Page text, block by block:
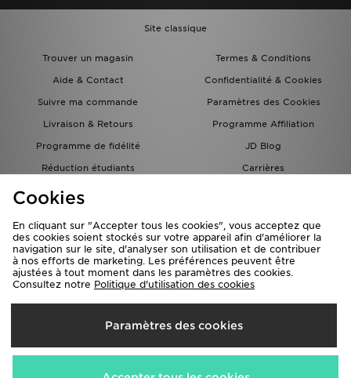
Site classique
Trouver un magasin
Termes & Conditions
Aide & Contact
Confidentialité & Cookies
Suivre ma commande
Paramètres des Cookies
Livraison & Retours
Programme Affiliation
Programme de fidélité
JD Blog
Réduction étudiants
Carrières
Carte Cadeau
Livraison Vers
France
Nous acceptons les méthodes de paiement suivantes
Cookies
En cliquant sur "Accepter tous les cookies", vous acceptez que
des cookies soient stockés sur votre appareil afin d'améliorer la
navigation sur le site, d'analyser son utilisation et de contribuer
à nos efforts de marketing. Les préférences peuvent être
ajustées à tout moment dans les paramètres des cookies.
Consultez notre Politique d'utilisation des cookies
Paramètres des cookies